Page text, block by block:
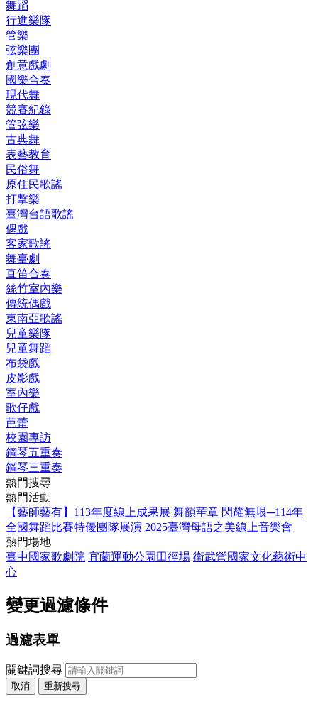
舞蹈
行進樂隊
管樂
弦樂團
創意戲劇
國樂合奏
現代舞
競賽紀錄
管弦樂
古典舞
表藝教育
民俗舞
原住民歌謠
打擊樂
臺灣台語歌謠
偶戲
客家歌謠
舞臺劇
直笛合奏
絲竹室內樂
傳統偶戲
東南亞歌謠
兒童樂隊
兒童舞蹈
布袋戲
皮影戲
室內樂
歌仔戲
芭蕾
校園專訪
鋼琴五重奏
鋼琴三重奏
熱門搜尋
熱門活動
【藝師藝有】113年度線上成果展 舞韻華章 閃耀無垠─114年
全國舞蹈比賽特優團隊展演 2025臺灣母語之美線上音樂會
熱門場地
臺中國家歌劇院 宜蘭運動公園田徑場 衛武營國家文化藝術中
心
變更過濾條件
過濾表單
關鍵詞搜尋
取消 重新搜尋